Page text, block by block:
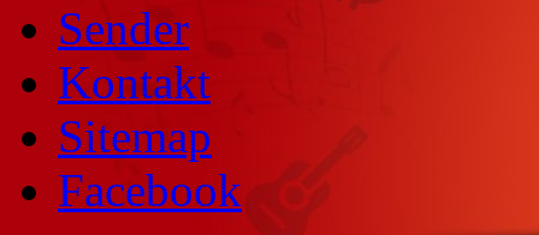
Sender
Kontakt
Sitemap
Facebook